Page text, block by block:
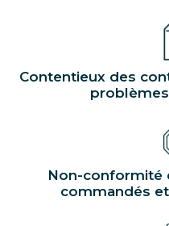
Contentieux des
Non-conformité
commandés